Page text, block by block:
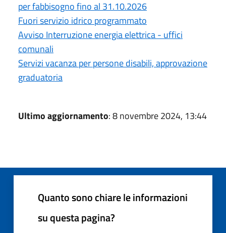
per fabbisogno fino al 31.10.2026
Fuori servizio idrico programmato
Avviso Interruzione energia elettrica - uffici
comunali
Servizi vacanza per persone disabili, approvazione
graduatoria
Ultimo aggiornamento: 8 novembre 2024, 13:44
Quanto sono chiare le informazioni
su questa pagina?